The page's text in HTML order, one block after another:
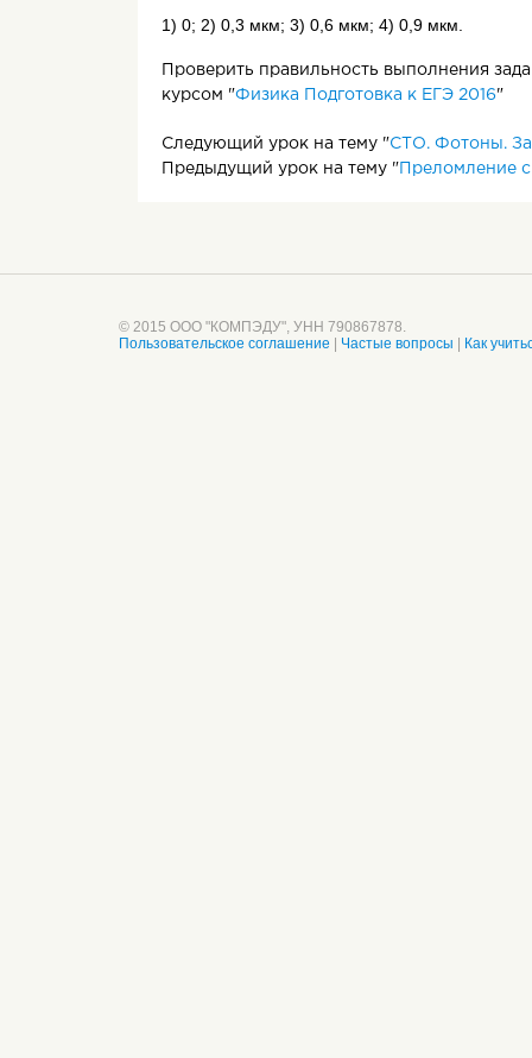
1) 0; 2) 0,3 мкм; 3) 0,6 мкм; 4) 0,9 мкм.
Проверить правильность выполнения
курсом "Физика Подготовка к ЕГЭ 2016"
Следующий урок на тему "СТО. Фотоны.
Предыдущий урок на тему " Преломление
© 2015 ООО "КОМПЭДУ", УНН 790867878.
Пользовательское соглашение | Частые вопросы | Как